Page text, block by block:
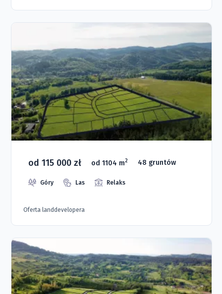
od 115 000 zł od 1104 m2 48 gruntów
Góry Las Relaks
Oferta landdevelopera